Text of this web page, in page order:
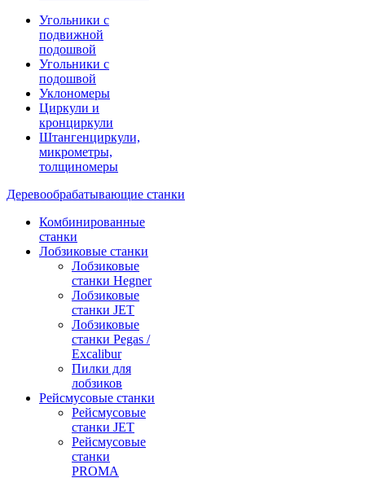
Угольники с
подвижной
подошвой
Угольники с
подошвой
Уклономеры
Циркули и
кронциркули
Штангенциркули,
микрометры,
толщиномеры
Деревообрабатывающие станки
Комбинированные
станки
Лобзиковые станки
Лобзиковые
станки Hegner
Лобзиковые
станки JET
Лобзиковые
станки Pegas /
Excalibur
Пилки для
лобзиков
Рейсмусовые станки
Рейсмусовые
станки JET
Рейсмусовые
станки
PROMA